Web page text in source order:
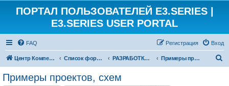
ПОРТАЛ ПОЛЬЗОВАТЕЛЕЙ E3.SERIES |
E3.SERIES USER PORTAL
FAQ Вход
Регистрация
Центр Компетенции ЕКУБ Список форумов РАЗРАБОТКИ ПОЛЬЗОВАТЕЛЕЙ Примеры проектов, схем
Примеры проектов, схем